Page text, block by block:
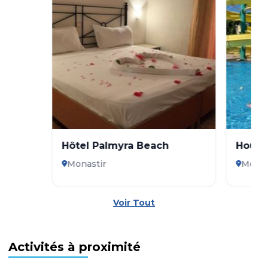
Hôtel Palmyra Beach
Monastir
Voir Tout
Activités à proximité